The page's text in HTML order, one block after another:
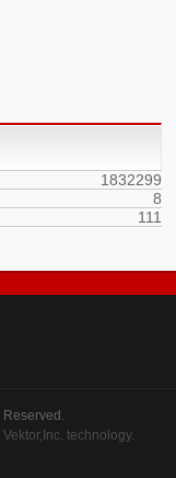
1832299
8
111
Vektor,Inc. technology.